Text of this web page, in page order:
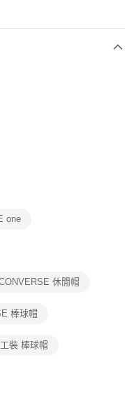
將跳轉至「AFTEE先享後付」
。
中的連結，可透過四大超商／
為交易完成。
帳頁面顯示為準，若有關於
問，請聯繫「AFTEE先享後付
support/home
先享後付」服務完成之交
監護人之同意方可使用
冊。若發現惡意使用之情形，
費
費
費
one
休閒帽
棒球帽
工裝 棒球帽